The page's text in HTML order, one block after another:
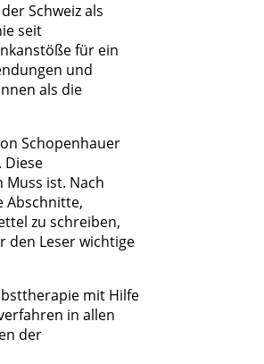
Schweiz als
seit
für ein
und
als die
Schopenhauer
Diese
ist. Nach
Abschnitte,
zu schreiben,
den Leser wichtige
mit Hilfe
in allen
der